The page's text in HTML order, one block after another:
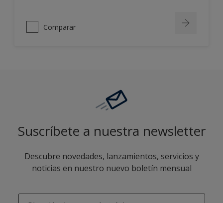
Comparar
Suscríbete a nuestra newsletter
Descubre novedades, lanzamientos, servicios y
noticias en nuestro nuevo boletín mensual